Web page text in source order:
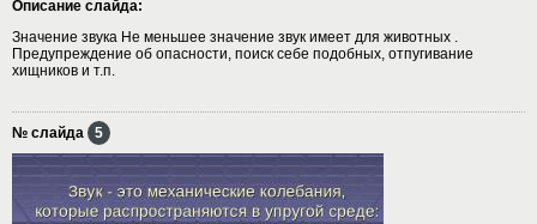
Описание слайда:
Значение звука Не меньшее значение звук имеет для животных .
Предупреждение об опасности, поиск себе подобных, отпугивание
хищников и т.п.
№ слайда 5